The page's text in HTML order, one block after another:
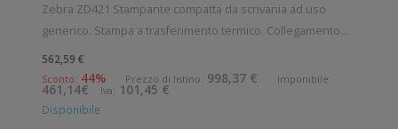
Zebra ZD421 Stampante compatta da scrivania ad uso
generico. Stampa a trasferimento termico. Collegamento
wireless senza fili. Velocità di stampa: 102 mm/sec
Risoluzione di stampa: 12 dot/mm Wireless: Presente
Supporto di stampa: Braccialetti,
562,59 €
Sconto: 44% Prezzo di listino: 998,37 € Imponibile:
461,14€ Iva: 101,45 €
Disponibile